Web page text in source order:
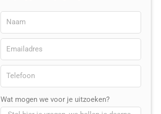
Wat mogen we voor je uitzoeken?